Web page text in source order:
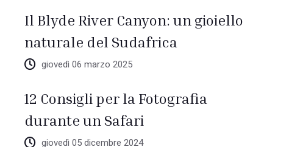
Il Blyde River Canyon: un gioiello
naturale del Sudafrica
giovedì 06 marzo 2025
12 Consigli per la Fotografia
durante un Safari
giovedì 05 dicembre 2024